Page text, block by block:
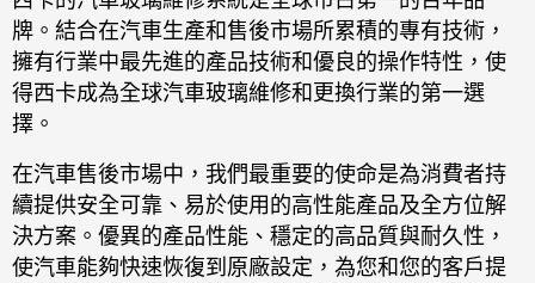
牌。結合在汽車生產和售後市場所累積的專有技術，
擁有行業中最先進的產品技術和優良的操作特性，使
得西卡成為全球汽車玻璃維修和更換行業的第一選
擇。
在汽車售後市場中，我們最重要的使命是為消費者持
續提供安全可靠、易於使用的高性能產品及全方位解
決方案。優異的產品性能、穩定的高品質與耐久性，
使汽車能夠快速恢復到原廠設定，為您和您的客戶提